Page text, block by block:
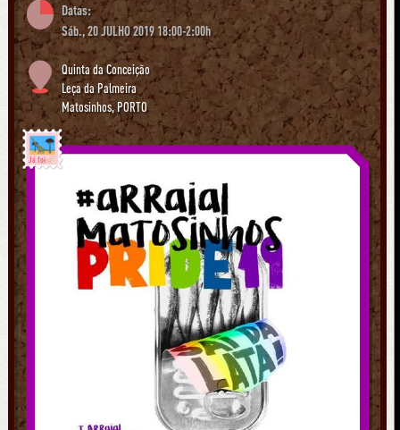
Datas:
Sáb., 20 JULHO 2019 18:00-2:00h
Quinta da Conceição
Leça da Palmeira
Matosinhos, PORTO
Já foi